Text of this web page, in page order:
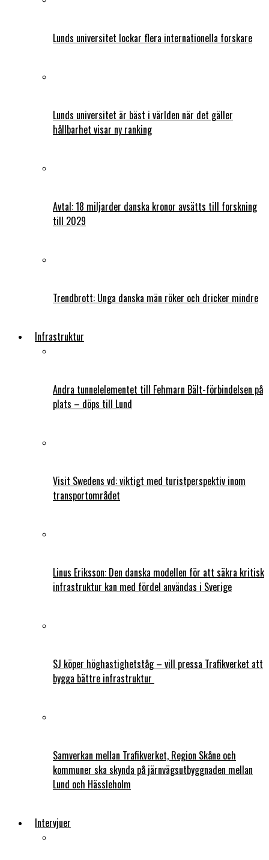
Lunds universitet lockar flera internationella forskare
Lunds universitet är bäst i världen när det gäller
hållbarhet visar ny ranking
Avtal: 18 miljarder danska kronor avsätts till forskning
till 2029
Trendbrott: Unga danska män röker och dricker mindre
Infrastruktur
Andra tunnelelementet till Fehmarn Bält-förbindelsen på
plats – döps till Lund
Visit Swedens vd: viktigt med turistperspektiv inom
transportområdet
Linus Eriksson: Den danska modellen för att säkra kritisk
infrastruktur kan med fördel användas i Sverige
SJ köper höghastighetståg – vill pressa Trafikverket att
bygga bättre infrastruktur
Samverkan mellan Trafikverket, Region Skåne och
kommuner ska skynda på järnvägsutbyggnaden mellan
Lund och Hässleholm
Intervjuer